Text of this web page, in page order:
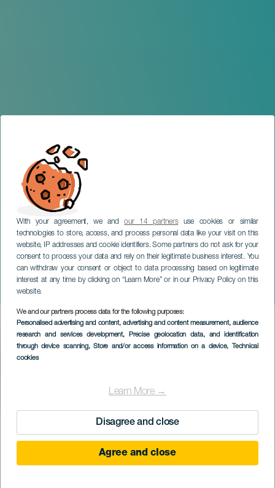
With your agreement, we andour 14 partnersuse cookies or similar
technologies to store, access, and process personal data like your visit on this
website, IP addresses and cookie identifiers. Some partners do not ask for your
consent to process your data and rely on their legitimate business interest. You
can withdraw your consent or object to data processing based on legitimate
interest at any time by clicking on “Learn More” or in our Privacy Policy on this
website.
We and our partners process data for the following purposes:
Personalised advertising and content, advertising and content measurement, audience
research and services development, Precise geolocation data, and identification
through device scanning, Store and/or access information on a device, Technical
cookies
Learn More →
Disagree and close
Agree and close
Szabadtéri musicalek –
Tenerifei Nemzetközi
Filmzenei Fesztivál
(FIMUCITÉ)
TENERIFE
Imagen
Listado
KORÁBBI ESEMÉNY
18 July 2024